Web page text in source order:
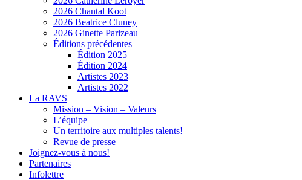
2026 Chantal Koot
2026 Beatrice Cluney
2026 Ginette Parizeau
Éditions précédentes
Édition 2025
Édition 2024
Artistes 2023
Artistes 2022
La RAVS
Mission – Vision – Valeurs
L’équipe
Un territoire aux multiples talents!
Revue de presse
Joignez-vous à nous!
Partenaires
Infolettre